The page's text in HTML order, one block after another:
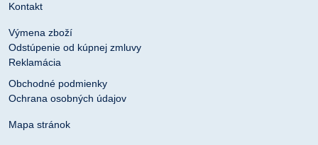
Kontakt
Výmena zboží
Odstúpenie od kúpnej zmluvy
Reklamácia
Obchodné podmienky
Ochrana osobných údajov
Mapa stránok